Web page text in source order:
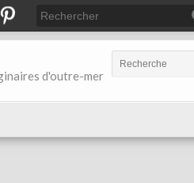
d'outre-mer